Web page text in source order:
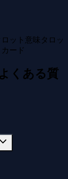
ット意味 タロッ
ード
くある質